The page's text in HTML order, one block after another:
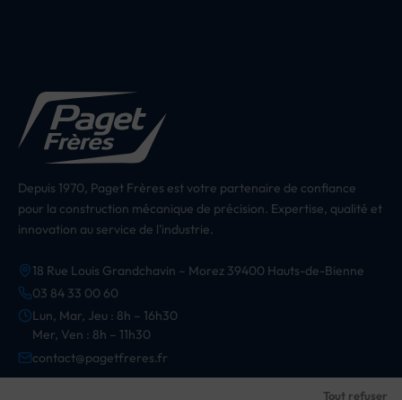
Tout refuser
Depuis 1970, Paget Frères est votre partenaire de confiance
pour la construction mécanique de précision. Expertise, qualité et
innovation au service de l'industrie.
18 Rue Louis Grandchavin – Morez 39400 Hauts-de-Bienne
03 84 33 00 60
Lun, Mar, Jeu : 8h – 16h30
Mer, Ven : 8h – 11h30
contact@pagetfreres.fr